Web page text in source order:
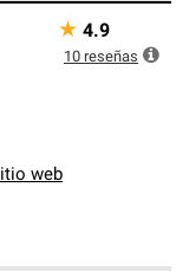
nuestra red
de
garantía de
web
★ 4.9
10 reseñas